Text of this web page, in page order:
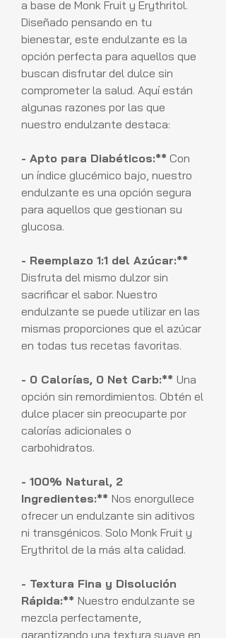
a base de Monk Fruit y Erythritol.
Diseñado pensando en tu
bienestar, este endulzante es la
opción perfecta para aquellos que
buscan disfrutar del dulce sin
comprometer la salud. Aquí están
algunas razones por las que
nuestro endulzante destaca:
- Apto para Diabéticos:** Con
un índice glucémico bajo, nuestro
endulzante es una opción segura
para aquellos que gestionan su
glucosa.
- Reemplazo 1:1 del Azúcar:**
Disfruta del mismo dulzor sin
sacrificar el sabor. Nuestro
endulzante se puede utilizar en las
mismas proporciones que el azúcar
en todas tus recetas favoritas.
- 0 Calorías, 0 Net Carb:** Una
opción sin remordimientos. Obtén el
dulce placer sin preocuparte por
calorías adicionales o
carbohidratos.
- 100% Natural, 2
Ingredientes:** Nos enorgullece
ofrecer un endulzante sin aditivos
ni transgénicos. Solo Monk Fruit y
Erythritol de la más alta calidad.
- Textura Fina y Disolución
Rápida:** Nuestro endulzante se
mezcla perfectamente,
garantizando una textura suave en